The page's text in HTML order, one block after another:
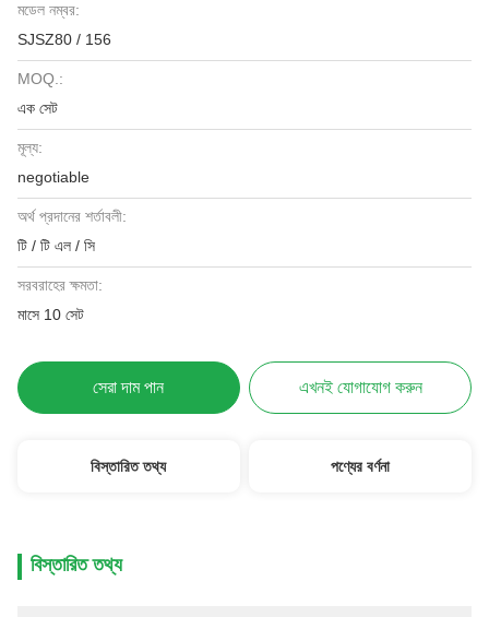
মডেল নম্বর:
SJSZ80 / 156
MOQ.:
এক সেট
মূল্য:
negotiable
অর্থ প্রদানের শর্তাবলী:
টি / টি এল / সি
সরবরাহের ক্ষমতা:
মাসে 10 সেট
সেরা দাম পান এখনই যোগাযোগ করুন
বিস্তারিত তথ্য পণ্যের বর্ণনা
বিস্তারিত তথ্য